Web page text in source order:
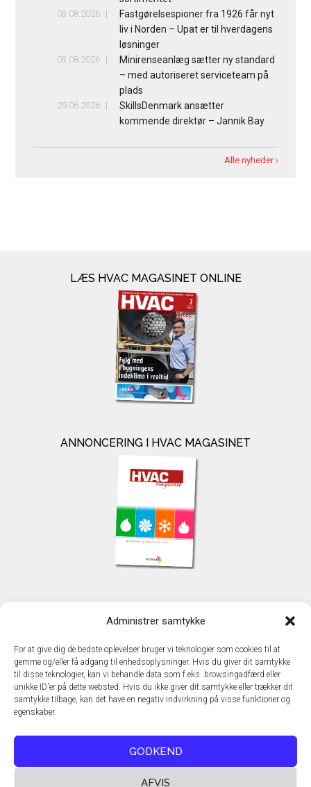
Administrer samtykke
For at give dig de bedste oplevelser bruger vi teknologier som cookies til at
gemme og/eller få adgang til enhedsoplysninger. Hvis du giver dit samtykke
til disse teknologier, kan vi behandle data som f.eks. browsingadfærd eller
unikke ID'er på dette websted. Hvis du ikke giver dit samtykke eller trækker dit
samtykke tilbage, kan det have en negativ indvirkning på visse funktioner og
egenskaber.
GODKEND
AFVIS
03.08.2026
Fastgørelsespioner fra 1926 får nyt
liv i Norden – Upat er til hverdagens
løsninger
03.08.2026
Minirenseanlæg sætter ny standard
– med autoriseret serviceteam på
plads
29.06.2026
SkillsDenmark ansætter
kommende direktør – Jannik Bay
Alle nyheder ›
LÆS HVAC MAGASINET ONLINE
ANNONCERING I HVAC MAGASINET
TechMedia A/S
DK - 2600 Glostrup
www.techmedia.dk
Telefon: +45 43 24 26 28
E-mail:info@techmedia.dk